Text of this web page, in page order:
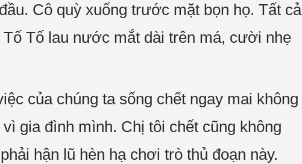
Cô quỳ xuống trước mặt bọn họ. Tất cả
Tố lau nước mắt dài trên má, cười nhẹ
của chúng ta sống chết ngay mai không
gia đình mình. Chị tôi chết cũng không
hận lũ hèn hạ chơi trò thủ đoạn này.